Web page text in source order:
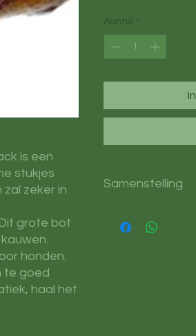
is een
stukjes
zeker in
grote bot
honden.
te goed
haal het
Aantal *
Samenstelling